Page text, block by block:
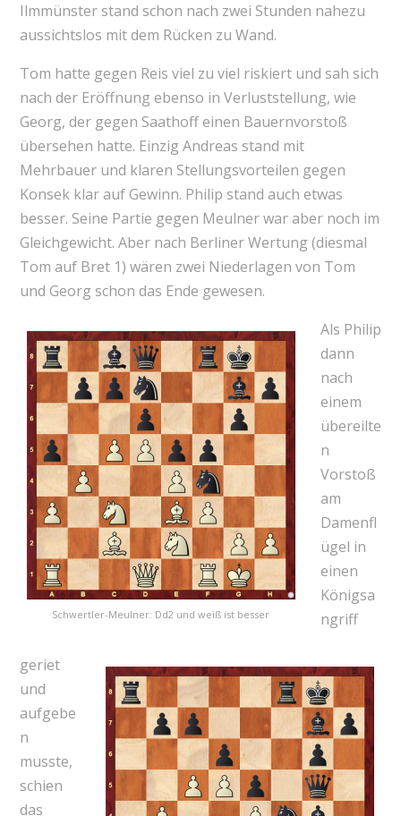
Ilmmünster stand schon nach zwei Stunden nahezu
aussichtslos mit dem Rücken zu Wand.
Tom hatte gegen Reis viel zu viel riskiert und sah sich
nach der Eröffnung ebenso in Verluststellung, wie
Georg, der gegen Saathoff einen Bauernvorstoß
übersehen hatte. Einzig Andreas stand mit
Mehrbauer und klaren Stellungsvorteilen gegen
Konsek klar auf Gewinn. Philip stand auch etwas
besser. Seine Partie gegen Meulner war aber noch im
Gleichgewicht. Aber nach Berliner Wertung (diesmal
Tom auf Bret 1) wären zwei Niederlagen von Tom
und Georg schon das Ende gewesen.
Schwertler-Meulner: Dd2 und weiß ist besser
Als Philip
dann
nach
einem
übereilte
n
Vorstoß
am
Damenfl
ügel in
einen
Königsa
ngriff
geriet
und
aufgebe
n
musste,
schien
das